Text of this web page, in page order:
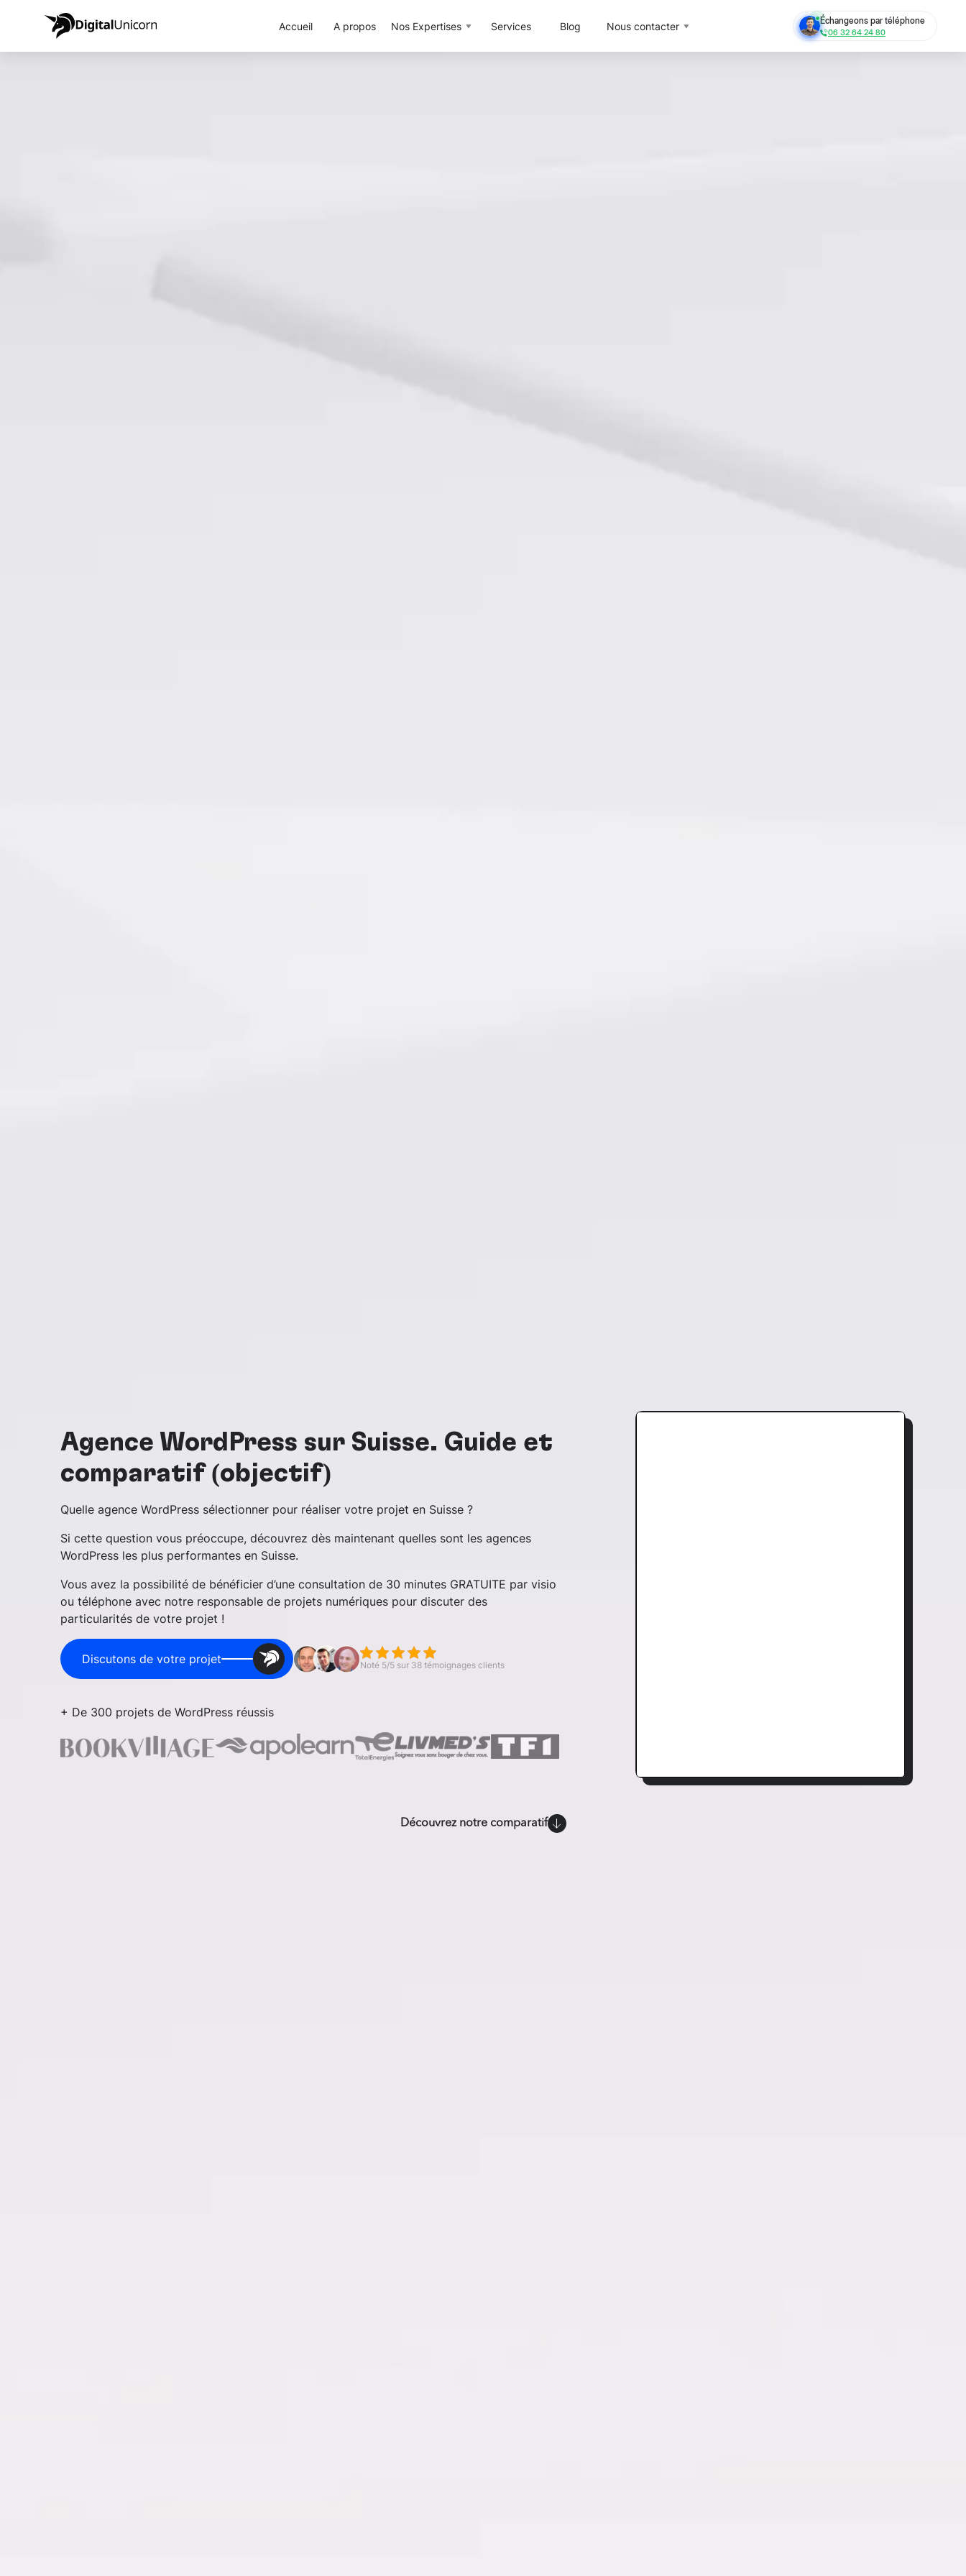
Accueil A propos Nos Expertises Services Blog Nous contacter Échangeons par téléphone
06 32 64 24 80
Agence WordPress sur Suisse. Guide et
comparatif (objectif)
Quelle agence WordPress sélectionner pour réaliser votre projet en Suisse ?
Si cette question vous préoccupe, découvrez dès maintenant quelles sont les agences
WordPress les plus performantes en Suisse.
Vous avez la possibilité de bénéficier d’une consultation de 30 minutes GRATUITE par visio
ou téléphone avec notre responsable de projets numériques pour discuter des
particularités de votre projet !
Discutons de votre projet Noté 5/5 sur 38 témoignages clients
+ De 300 projets de WordPress réussis
Découvrez notre comparatif